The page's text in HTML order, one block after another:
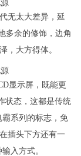
无太大差异，延
多余的修饰，边角
，大方得体。
显示屏，既能更
状态，这都是传统
系列的标志，免
插头下方还有一
入方式。